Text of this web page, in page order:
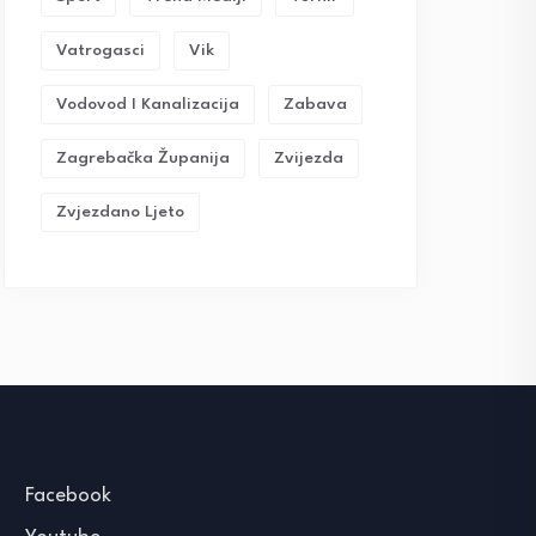
Vatrogasci Vik
Vodovod I Kanalizacija Zabava
Zagrebačka Županija Zvijezda
Zvjezdano Ljeto
Facebook